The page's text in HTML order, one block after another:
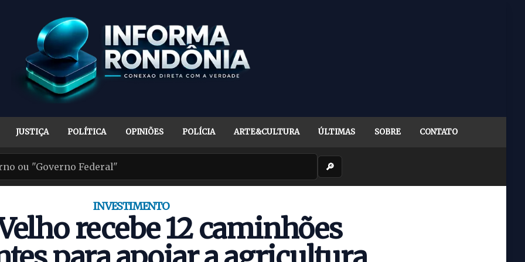
JUSTIÇA POLÍTICA OPINIÕES POLÍCIA ARTE&CULTURA ÚLTIMAS SOBRE CONTATO
🔎
INVESTIMENTO
recebe 12 caminhões